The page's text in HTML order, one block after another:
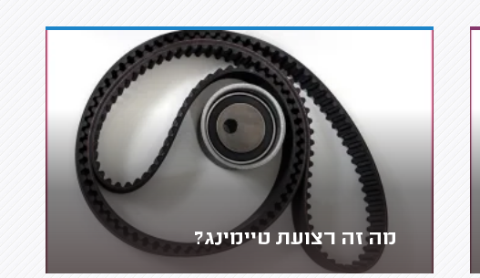
מה זה רצועת טיימינג?